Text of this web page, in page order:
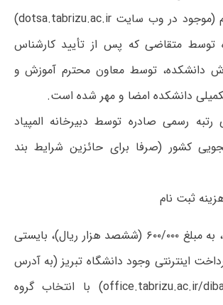
فرم ثبت نام (موجود در وب سایت dotsa.tabrizu.ac.ir)
توسط متقاضی که پس از تأیید کارشناس
دانشکده، توسط معاون محترم آموزش و
دانشکده امضا و مهر شده است.
رسمی صادره توسط دبیرخانه المپیاد
کشور (صرفا برای حائزین شرایط بند
ثبت نام
۳- هزینه ثبت نام، به مبلغ ۶۰۰/۰۰۰ (ششصد هزار ریال)، بایستی
اینترنتی وجود دانشگاه تبریز (به آدرس
office.tabrizu.ac.ir/diba-modules/client) با انتخاب گروه